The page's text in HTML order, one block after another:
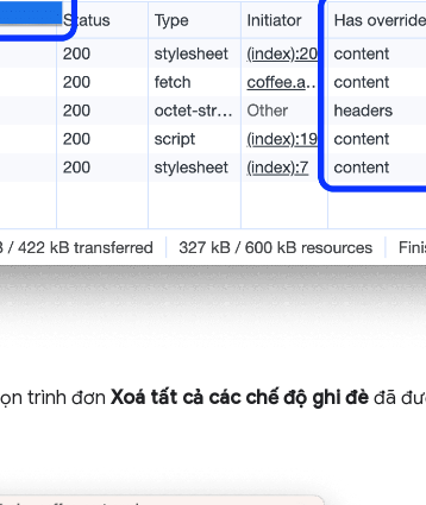
trình đơn Xoá tất cả các chế độ ghi đè đã